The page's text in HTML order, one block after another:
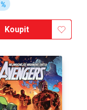
%
Koupit